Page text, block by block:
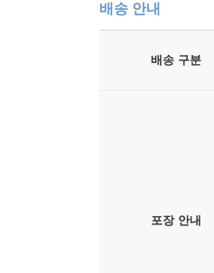
배송 안내
배송 구분
포장 안내